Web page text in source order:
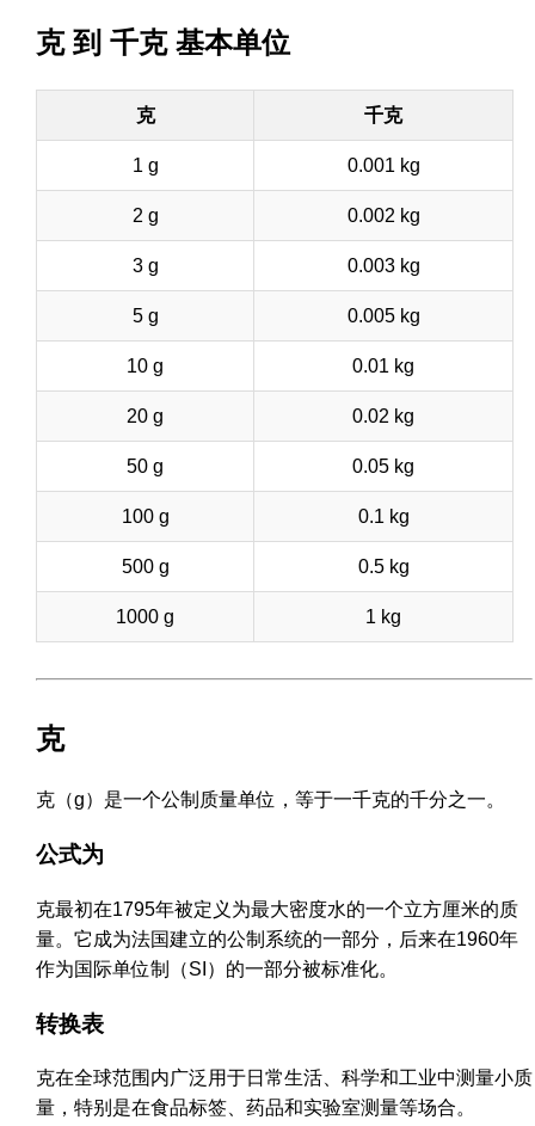
克 到 千克 基本单位
克 千克
1 g 0.001 kg
2 g 0.002 kg
3 g 0.003 kg
5 g 0.005 kg
10 g 0.01 kg
20 g 0.02 kg
50 g 0.05 kg
100 g 0.1 kg
500 g 0.5 kg
1000 g 1 kg
克
克（g）是一个公制质量单位，等于一千克的千分之一。
公式为
克最初在1795年被定义为最大密度水的一个立方厘米的质
量。它成为法国建立的公制系统的一部分，后来在1960年
作为国际单位制（SI）的一部分被标准化。
转换表
克在全球范围内广泛用于日常生活、科学和工业中测量小质
量，特别是在食品标签、药品和实验室测量等场合。